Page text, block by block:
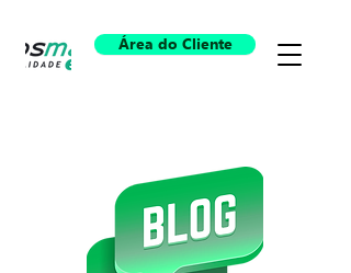
Área do Cliente